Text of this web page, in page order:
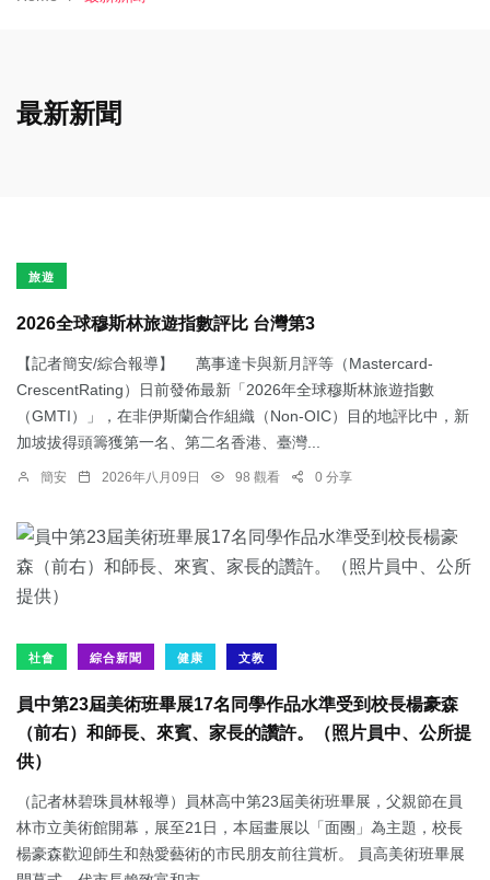
最新新聞
旅遊
2026全球穆斯林旅遊指數評比 台灣第3
【記者簡安/綜合報導】 萬事達卡與新月評等（Mastercard-
CrescentRating）日前發佈最新「2026年全球穆斯林旅遊指數
（GMTI）」，在非伊斯蘭合作組織（Non-OIC）目的地評比中，新
加坡拔得頭籌獲第一名、第二名香港、臺灣...
簡安 2026年八月09日 98 觀看 0 分享
社會 綜合新聞 健康 文教
員中第23屆美術班畢展17名同學作品水準受到校長楊豪森
（前右）和師長、來賓、家長的讚許。（照片員中、公所提
供）
（記者林碧珠員林報導）員林高中第23屆美術班畢展，父親節在員
林市立美術館開幕，展至21日，本屆畫展以「面團」為主題，校長
楊豪森歡迎師生和熱愛藝術的市民朋友前往賞析。 員高美術班畢展